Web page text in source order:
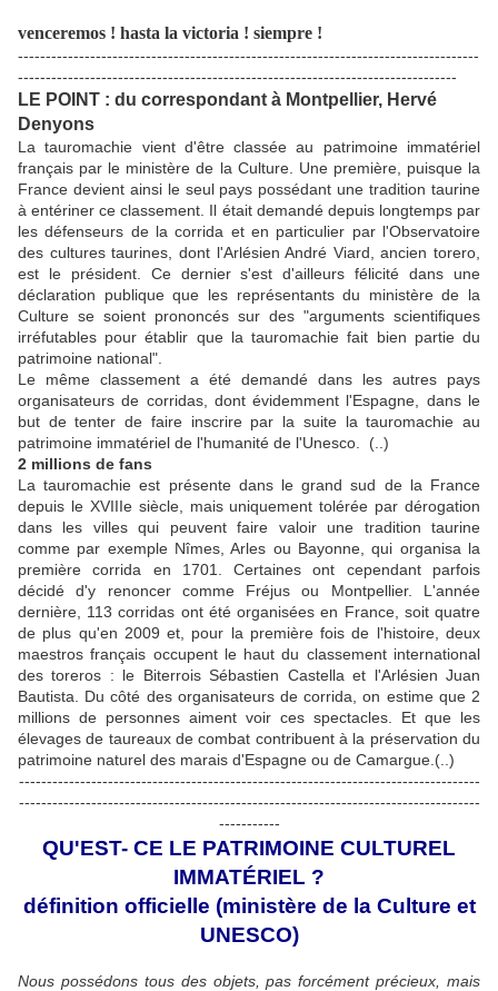
venceremos ! hasta la victoria ! siempre !
-----------------------------------------------------------------------------------
-------------------------------------------------------------------------------
LE POINT : du correspondant à Montpellier, Hervé
Denyons
La tauromachie vient d'être classée au patrimoine immatériel
français par le ministère de la Culture. Une première, puisque la
France devient ainsi le seul pays possédant une tradition taurine
à entériner ce classement. Il était demandé depuis longtemps par
les défenseurs de la corrida et en particulier par l'Observatoire
des cultures taurines, dont l'Arlésien André Viard, ancien torero,
est le président. Ce dernier s'est d'ailleurs félicité dans une
déclaration publique que les représentants du ministère de la
Culture se soient prononcés sur des "arguments scientifiques
irréfutables pour établir que la tauromachie fait bien partie du
patrimoine national".
Le même classement a été demandé dans les autres pays
organisateurs de corridas, dont évidemment l'Espagne, dans le
but de tenter de faire inscrire par la suite la tauromachie au
patrimoine immatériel de l'humanité de l'Unesco. (..)
2 millions de fans
La tauromachie est présente dans le grand sud de la France
depuis le XVIIIe siècle, mais uniquement tolérée par dérogation
dans les villes qui peuvent faire valoir une tradition taurine
comme par exemple Nîmes, Arles ou Bayonne, qui organisa la
première corrida en 1701. Certaines ont cependant parfois
décidé d'y renoncer comme Fréjus ou Montpellier. L'année
dernière, 113 corridas ont été organisées en France, soit quatre
de plus qu'en 2009 et, pour la première fois de l'histoire, deux
maestros français occupent le haut du classement international
des toreros : le Biterrois Sébastien Castella et l'Arlésien Juan
Bautista. Du côté des organisateurs de corrida, on estime que 2
millions de personnes aiment voir ces spectacles. Et que les
élevages de taureaux de combat contribuent à la préservation du
patrimoine naturel des marais d'Espagne ou de Camargue.(..)
-----------------------------------------------------------------------------------
-----------------------------------------------------------------------------------
-----------
QU'EST- CE LE PATRIMOINE CULTUREL
IMMATÉRIEL ?
définition officielle (ministère de la Culture et
UNESCO)
Nous possédons tous des objets, pas forcément précieux, mais